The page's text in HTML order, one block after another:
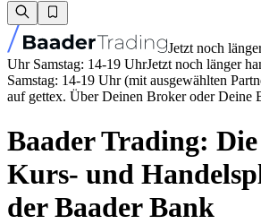
Jetzt noch
Uhr Samstag: 14-19 UhrJetzt noch länger
Samstag: 14-19 Uhr (mit ausgewählten
auf gettex. Über Deinen Broker oder Deine
Baader Trading:
Kurs- und
der Baader Bank